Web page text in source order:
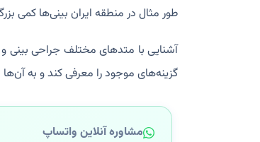
طور مثال در منطقه ایران بینی‌ها کمی
آشنایی با متدهای مختلف جراحی بینی و
گزینه‌های موجود را معرفی کند و به
مشاوره آنلاین واتساپ